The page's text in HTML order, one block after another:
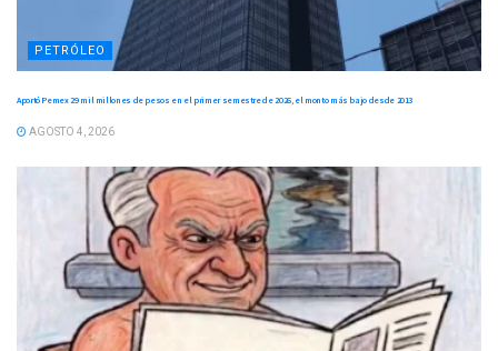
PETRÓLEO
Aportó Pemex 29 mil millones de pesos en el primer semestre de 2026, el monto más bajo desde 2013
AGOSTO 4, 2026